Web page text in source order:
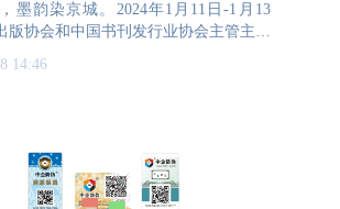
墨韵染京城。2024年1月11日-1月13
版协会和中国书刊发行业协会主管主办
书订货会将在北京中国国际展览中心
大开幕。本届订货会以“坚定文化自
14:46